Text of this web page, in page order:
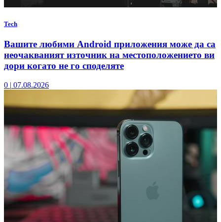
Tech
Вашите любими Android приложения може да са
неочакваният източник на местоположението ви
дори когато не го споделяте
0 | 07.08.2026